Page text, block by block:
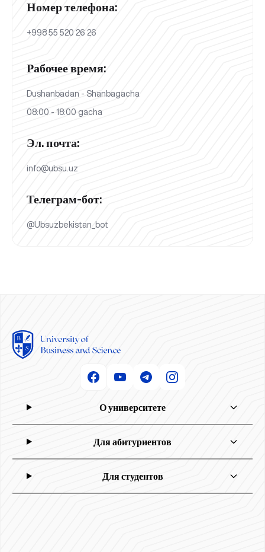
Номер телефона:
+998 55 520 26 26
Рабочее время:
Dushanbadan - Shanbagacha
08:00 - 18:00 gacha
Эл. почта:
info@ubsu.uz
Телеграм-бот:
@Ubsuzbekistan_bot
О университете
Для абитуриентов
Для студентов